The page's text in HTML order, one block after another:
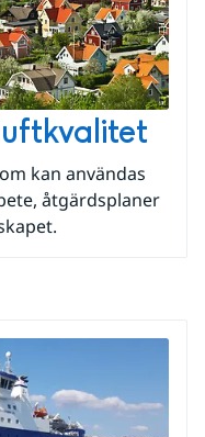
kan användas
åtgärdsplaner